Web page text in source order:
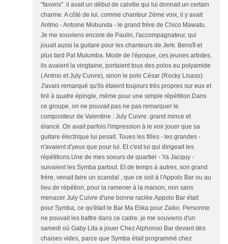
"favoris". il avait un début de calvitie qui lui donnait un certain
charme. A côté de lui, comme chanteur 2ème voix, il y avait
Antmo - Antoine Mobunda - le grand frère de Chico Mawatu.
Je me souviens encore de Paulin, l'accompagnateur, qui
jouait aussi la guitare pour les chanteurs de Jerk: Benoît et
plus tard Pat Mulumba. Mode de l'époque, ces jeunes artistes,
ils avaient la vingtaine, portaient tous des polos eu polyamide
( Antmo et July Cuivre), sinon le polo César (Rocky Lisaso).
J'avais remarqué qu'ils étaient toujours très propres sur eux et
tiré à quatre épingle, même pour une simple répétition.Dans
ce groupe, on ne pouvait pas ne pas remarquer le
compositeur de Valentine : July Cuivre: grand mince et
élancé. On avait parfois l'impression à le voir jouer que sa
guitare électrique lui pesait. Toues les filles - les grandes -
n'avaient d'yeux que pour lui. Et c'est lui qui dirigeait les
répétitions.Une de mes soeurs de quartier - Ya Jacquy -
suivaient les Symba partout. Et de temps à autres, son grand
frère, venait faire un scandal , que ce soit à l'Appolo Bar ou au
lieu de répétion, pour la ramener à la maison, non sans
menacer July Cuivre d'une bonne raclée.Appolo Bar était
pour Symba, ce qu'était le Bar Ma Elika pour Zaiko. Personne
ne pouvait les battre dans ce cadre. je me souviens d'un
samedi où Gaby Lita a jouer Chez Alphonso Bar devant des
chaises vides, parce que Symba était programmé chez